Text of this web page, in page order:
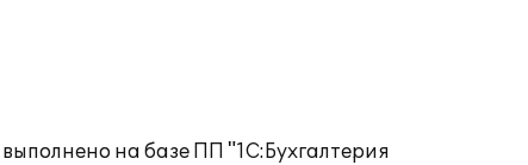
на базе ПП "1С:Бухгалтерия